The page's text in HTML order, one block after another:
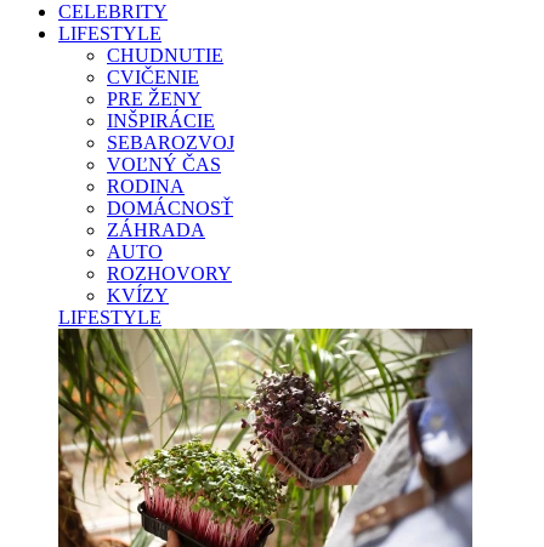
CELEBRITY
LIFESTYLE
CHUDNUTIE
CVIČENIE
PRE ŽENY
INŠPIRÁCIE
SEBAROZVOJ
VOĽNÝ ČAS
RODINA
DOMÁCNOSŤ
ZÁHRADA
AUTO
ROZHOVORY
KVÍZY
LIFESTYLE